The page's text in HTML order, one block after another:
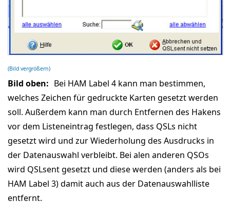
(Bild vergrößern)
Bild oben: Bei HAM Label 4 kann man bestimmen,
welches Zeichen für gedruckte Karten gesetzt werden
soll. Außerdem kann man durch Entfernen des Hakens
vor dem Listeneintrag festlegen, dass QSLs nicht
gesetzt wird und zur Wiederholung des Ausdrucks in
der Datenauswahl verbleibt. Bei alen anderen QSOs
wird QSLsent gesetzt und diese werden (anders als bei
HAM Label 3) damit auch aus der Datenauswahlliste
entfernt.